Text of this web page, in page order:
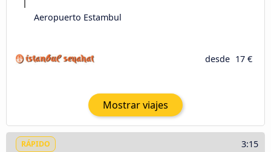
Aeropuerto Estambul
desde 17 €
Mostrar viajes
RÁPIDO 3:15